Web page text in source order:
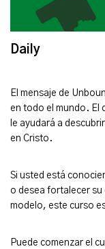
Daily
El mensaje de
en todo el mundo. El
le ayudará a
en Cristo.
Si usted está
o desea fortalecer su
modelo, este curso
Puede comenzar el